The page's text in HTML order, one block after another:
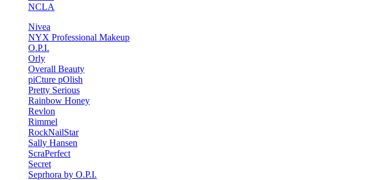
NCLA
Nivea
NYX Professional Makeup
O.P.I.
Orly
Overall Beauty
piCture pOlish
Pretty Serious
Rainbow Honey
Revlon
Rimmel
RockNailStar
Sally Hansen
ScraPerfect
Secret
Seprhora by O.P.I.